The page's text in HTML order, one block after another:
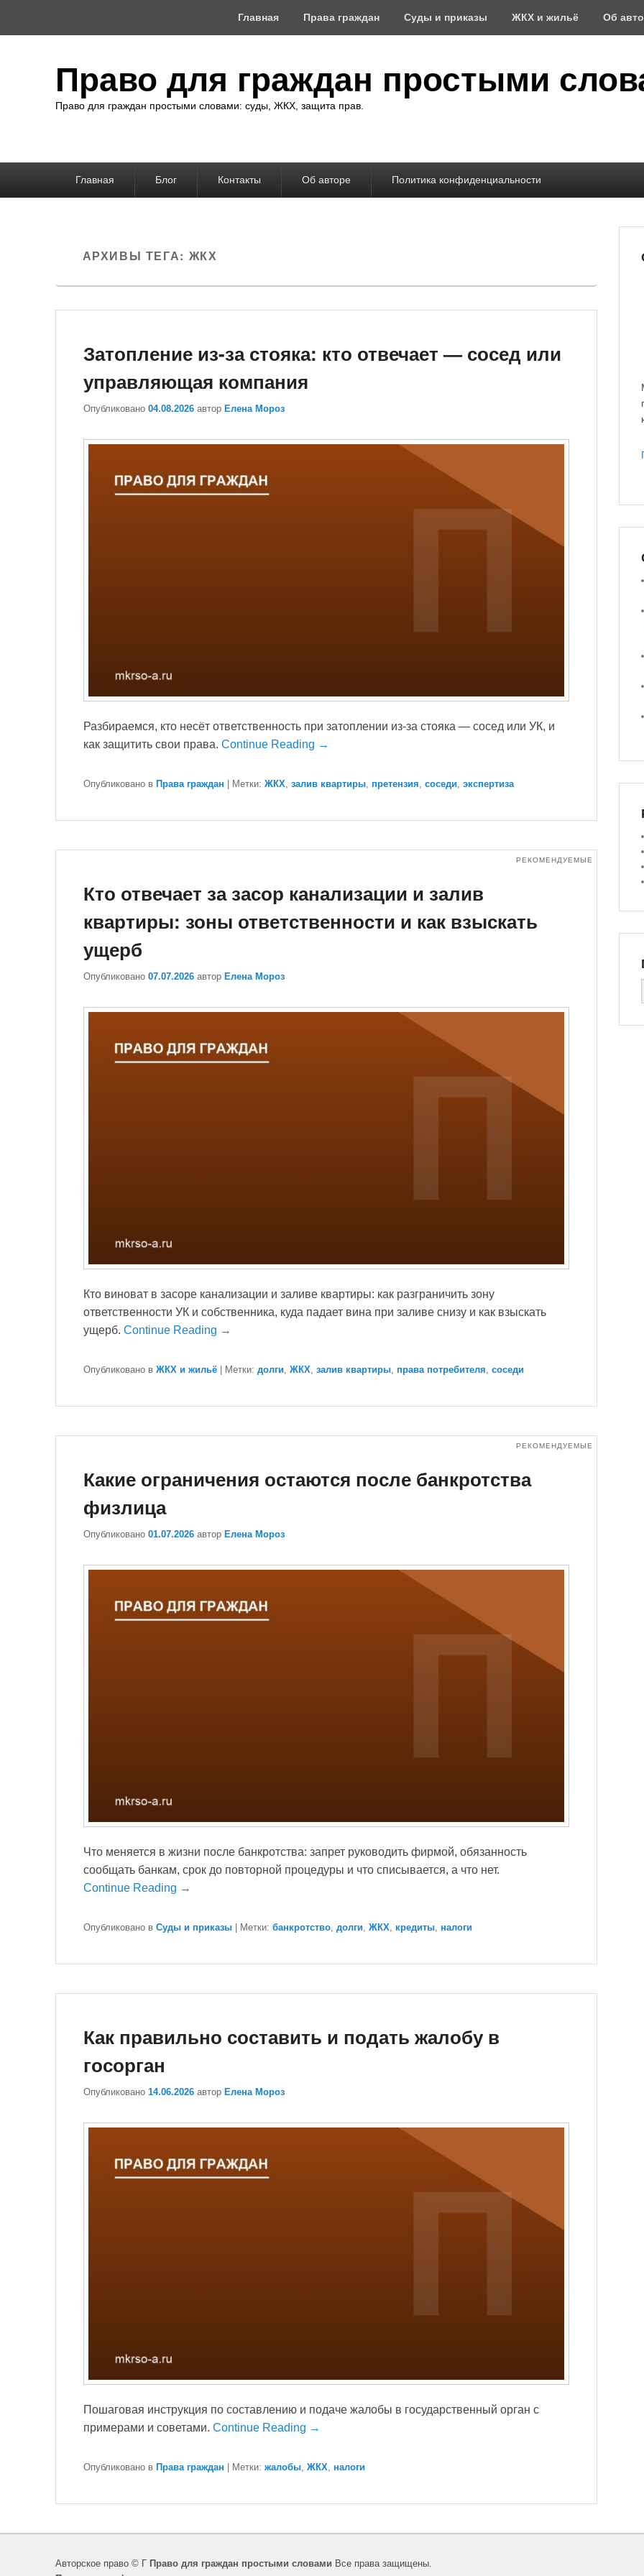
Главная Права граждан Суды и приказы ЖКХ и жильё Об
Право для граждан простыми
Право для граждан простыми словами: суды, ЖКХ, защита прав.
Главная Блог Контакты Об авторе Политика конфиденциальности
АРХИВЫ ТЕГА: ЖКХ
Затопление из-за стояка: кто отвечает — сосед или
управляющая компания
Опубликовано 04.08.2026 автор Елена Мороз
Разбираемся, кто несёт ответственность при затоплении из-за стояка — сосед или УК, и
как защитить свои права. Continue Reading →
Опубликовано в Права граждан Метки: ЖКХ залив квартиры претензия соседи экспертиза
Кто отвечает за засор канализации и залив
квартиры: зоны ответственности и как взыскать
ущерб
РЕКОМЕНДУЕМЫЕ
Опубликовано 07.07.2026 автор Елена Мороз
Кто виноват в засоре канализации и заливе квартиры: как разграничить зону
ответственности УК и собственника, куда падает вина при заливе снизу и как взыскать
ущерб. Continue Reading →
Опубликовано в ЖКХ и жильё Метки: долги ЖКХ залив квартиры права потребителя соседи
Какие ограничения остаются после банкротства
физлица
РЕКОМЕНДУЕМЫЕ
Опубликовано 01.07.2026 автор Елена Мороз
Что меняется в жизни после банкротства: запрет руководить фирмой, обязанность
сообщать банкам, срок до повторной процедуры и что списывается, а что нет.
Continue Reading →
Опубликовано в Суды и приказы Метки: банкротство долги ЖКХ кредиты налоги
Как правильно составить и подать жалобу в
госорган
Опубликовано 14.06.2026 автор Елена Мороз
Пошаговая инструкция по составлению и подаче жалобы в государственный орган с
примерами и советами. Continue Reading →
Опубликовано в Права граждан Метки: жалобы ЖКХ налоги
Авторское право © Г Право для граждан простыми словами Все права защищены.